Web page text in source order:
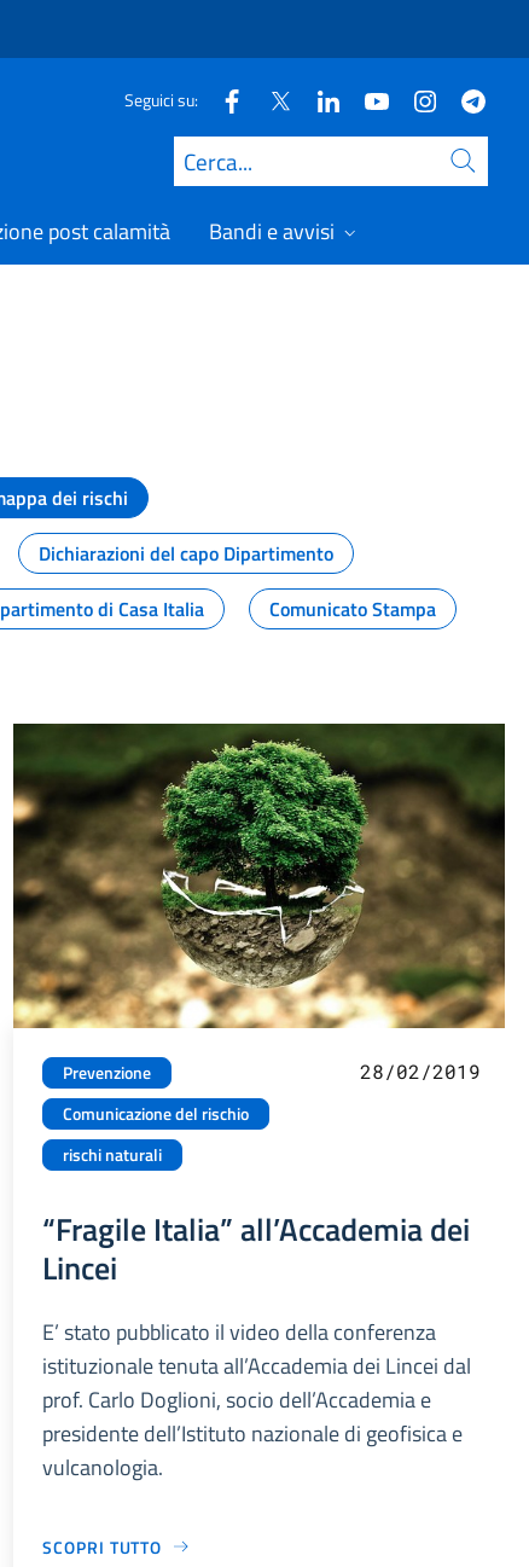
Seguici su:
Cerca
post calamità Bandi e avvisi
dei rischi
Dichiarazioni del capo Dipartimento
di Casa Italia
Comunicato Stampa
Prevenzione
Comunicazione del rischio
rischi naturali
28/02/2019
“Fragile Italia” all’Accademia dei
Lincei
E’ stato pubblicato il video della conferenza
istituzionale tenuta all’Accademia dei Lincei dal
prof. Carlo Doglioni, socio dell’Accademia e
presidente dell’Istituto nazionale di geofisica e
vulcanologia.
SCOPRI TUTTO